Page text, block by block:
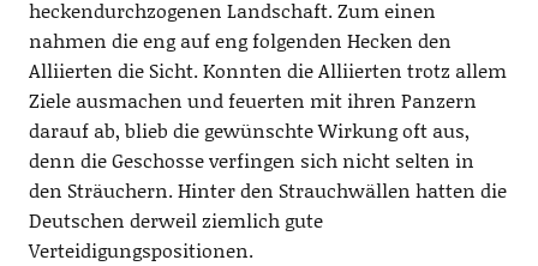
heckendurchzogenen Landschaft. Zum einen
nahmen die eng auf eng folgenden Hecken den
Alliierten die Sicht. Konnten die Alliierten trotz allem
Ziele ausmachen und feuerten mit ihren Panzern
darauf ab, blieb die gewünschte Wirkung oft aus,
denn die Geschosse verfingen sich nicht selten in
den Sträuchern. Hinter den Strauchwällen hatten die
Deutschen derweil ziemlich gute
Verteidigungspositionen.